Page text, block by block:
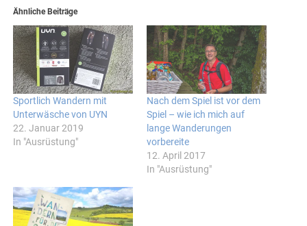
Ähnliche Beiträge
Sportlich Wandern mit
Unterwäsche von UYN
22. Januar 2019
In "Ausrüstung"
Nach dem Spiel ist vor dem
Spiel – wie ich mich auf
lange Wanderungen
vorbereite
12. April 2017
In "Ausrüstung"